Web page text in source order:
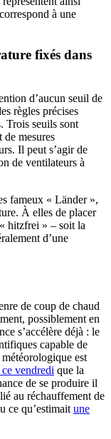
à une
fixés dans
d’aucun seuil de
règles précises
Trois seuils sont
de mesures
Il peut s’agir de
de ventilateurs à
fameux « Länder »,
À elles de placer
hitzfrei » – soit la
d’une
de coup de chaud
possiblement en
s’accélère déjà : le
capable de
est
vendredi que la
de se produire il
au réchauffement de
ce qu’estimait une